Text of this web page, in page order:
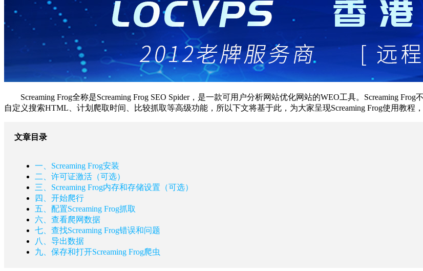
Screaming Frog全称是Screaming Frog SEO Spider，是一款可用户分析网站优化网站的WEO工具。Screaming
自定义搜索HTML、计划爬取时间、比较抓取等高级功能，所以下文将基于此，为大家呈现Screaming Frog使用教程
文章目录
一、Screaming Frog安装
二、许可证激活（可选）
三、Screaming Frog内存和存储设置（可选）
四、开始爬行
五、配置Screaming Frog抓取
六、查看爬网数据
七、查找Screaming Frog错误和问题
八、导出数据
九、保存和打开Screaming Frog爬虫